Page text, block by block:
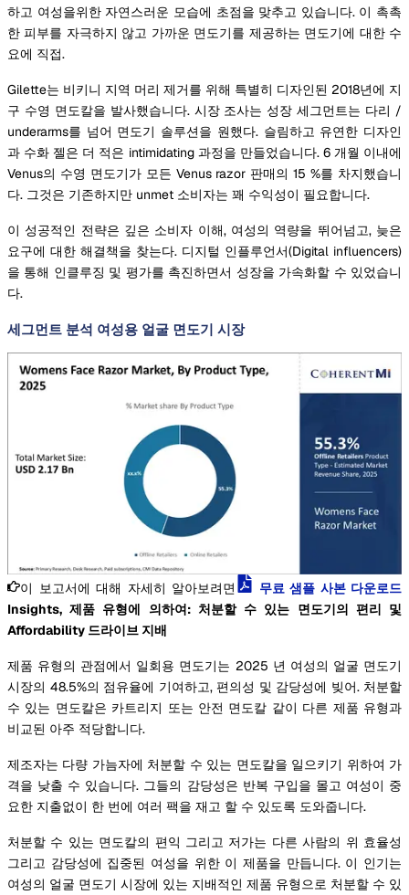
하고 여성을위한 자연스러운 모습에 초점을 맞추고 있습니다. 이 촉촉
한 피부를 자극하지 않고 가까운 면도기를 제공하는 면도기에 대한 수
요에 직접.
Gilette는 비키니 지역 머리 제거를 위해 특별히 디자인된 2018년에 지
구 수영 면도칼을 발사했습니다. 시장 조사는 성장 세그먼트는 다리 /
underarms를 넘어 면도기 솔루션을 원했다. 슬림하고 유연한 디자인
과 수화 젤은 더 적은 intimidating 과정을 만들었습니다. 6 개월 이내에
Venus의 수영 면도기가 모든 Venus razor 판매의 15 %를 차지했습니
다. 그것은 기존하지만 unmet 소비자는 꽤 수익성이 필요합니다.
이 성공적인 전략은 깊은 소비자 이해, 여성의 역량을 뛰어넘고, 늦은
요구에 대한 해결책을 찾는다. 디지털 인플루언서(Digital influencers)
을 통해 인클루징 및 평가를 촉진하면서 성장을 가속화할 수 있었습니
다.
세그먼트 분석 여성용 얼굴 면도기 시장
이 보고서에 대해 자세히 알아보려면
무료 샘플 사본 다운로드
Insights, 제품 유형에 의하여: 처분할 수 있는 면도기의 편리 및
Affordability 드라이브 지배
제품 유형의 관점에서 일회용 면도기는 2025 년 여성의 얼굴 면도기
시장의 48.5%의 점유율에 기여하고, 편의성 및 감당성에 빚어. 처분할
수 있는 면도칼은 카트리지 또는 안전 면도칼 같이 다른 제품 유형과
비교된 아주 적당합니다.
제조자는 다량 가늠자에 처분할 수 있는 면도칼을 일으키기 위하여 가
격을 낮출 수 있습니다. 그들의 감당성은 반복 구입을 몰고 여성이 중
요한 지출없이 한 번에 여러 팩을 재고 할 수 있도록 도와줍니다.
처분할 수 있는 면도칼의 편익 그리고 저가는 다른 사람의 위 효율성
그리고 감당성에 집중된 여성을 위한 이 제품을 만듭니다. 이 인기는
여성의 얼굴 면도기 시장에 있는 지배적인 제품 유형으로 처분할 수 있